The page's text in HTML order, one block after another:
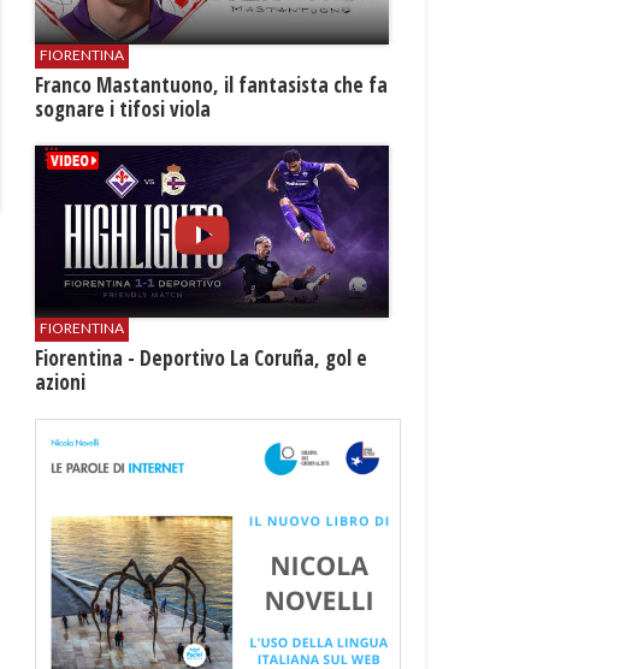
FIORENTINA
Franco Mastantuono, il fantasista che fa
sognare i tifosi viola
FIORENTINA
Fiorentina - Deportivo La Coruña, gol e
azioni